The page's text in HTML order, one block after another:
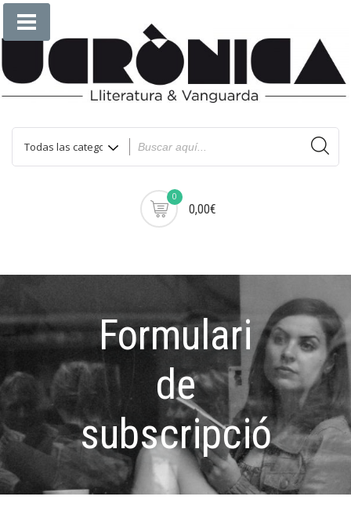
0
0,00€
Formulari
de
subscripció